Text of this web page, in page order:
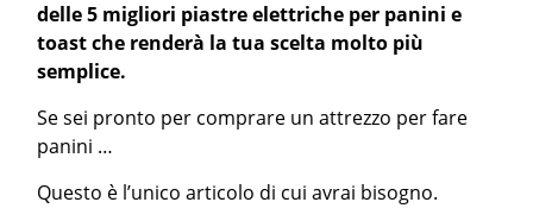
delle 5 migliori piastre elettriche per panini e
toast che renderà la tua scelta molto più
semplice.
Se sei pronto per comprare un attrezzo per fare
panini …
Questo è l’unico articolo di cui avrai bisogno.